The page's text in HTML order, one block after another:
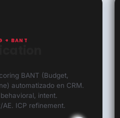
+ BANT
BANT (Budget,
automatizado en CRM.
intent.
AE. ICP refinement.